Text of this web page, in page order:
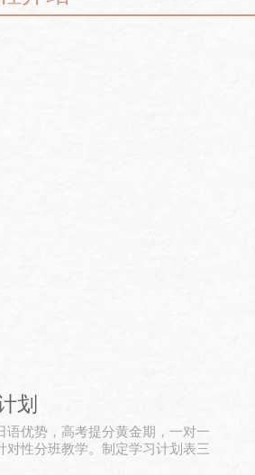
划
语优势，高考提分黄金期，一对一
对性分班教学。制定学习计划表三